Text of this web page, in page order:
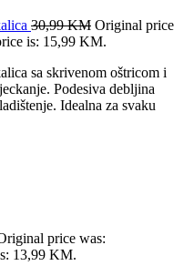
30,99KM Original price
is: 15,99 KM.
sa skrivenom oštricom i
Podesiva debljina
Idealna za svaku
price was:
13,99 KM.